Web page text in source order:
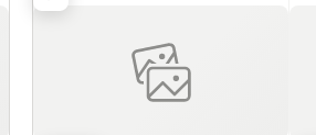
cabo, LCD eduche;